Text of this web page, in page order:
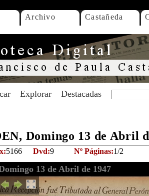
Archivo Castañeda
Explorar Destacadas
Domingo 13 de Abril
5166 Dvd:9 Nº Páginas:1/2
13 de Abril de 1947